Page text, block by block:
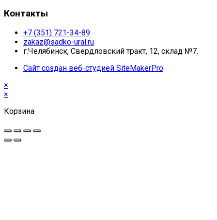
Контакты
+7 (351) 721-34-89
zakaz@sadko-ural.ru
г.Челябинск, Свердловский тракт, 12, склад №7.
Сайт создан веб-студией SiteMakerPro
×
×
Корзина